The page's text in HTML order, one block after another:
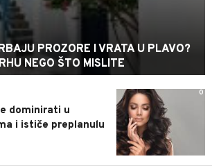
PROZORE I VRATA U PLAVO?
NEGO ŠTO MISLITE
0
dominirati u
i ističe preplanulu